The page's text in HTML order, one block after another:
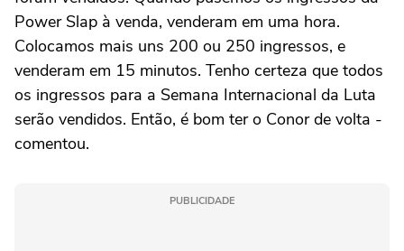
Power Slap à venda, venderam em uma hora.
Colocamos mais uns 200 ou 250 ingressos, e
venderam em 15 minutos. Tenho certeza que todos
os ingressos para a Semana Internacional da Luta
serão vendidos. Então, é bom ter o Conor de volta -
comentou.
PUBLICIDADE